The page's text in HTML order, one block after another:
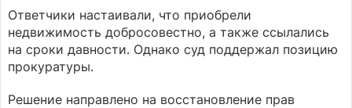
Ответчики настаивали, что приобрели
недвижимость добросовестно, а также ссылались
на сроки давности. Однако суд поддержал позицию
прокуратуры.
Решение направлено на восстановление прав